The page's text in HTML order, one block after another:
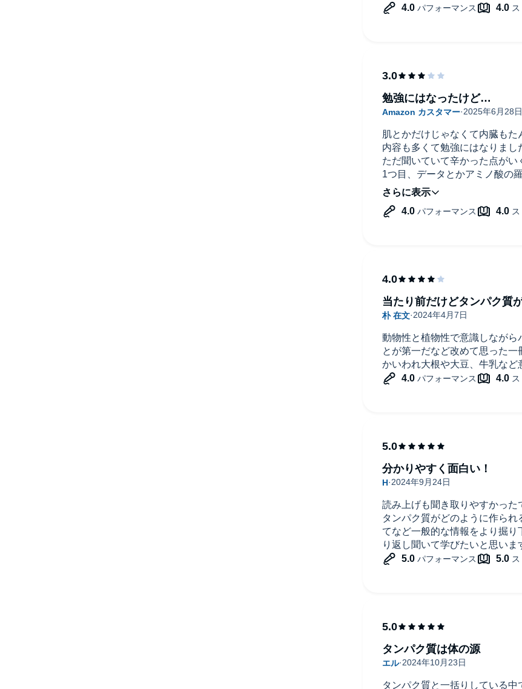
卵が完全栄養食なのは
肌とかだけじゃなくて内臓も
内容も多くて勉強にはなりまし
ただ聞いていて辛かった点がい
1つ目、データとかアミノ酸の
タの羅列を聞くのは正直耳障り。
2つ目、専門用語(単語)が多く
印象をうけた。ザ、知識のある
勉強にはなったけど…
動物性と植物性で意識しながら
とが第一だなど改めて思った一
かいわれ大根や大豆、牛乳など
当たり前だけどタンパク質
読み上げも聞き取りやすかった
タンパク質がどのように作ら
てなど一般的な情報をより掘
り返し聞いて学びたいと思いま
分かりやすく面白い！
タンパク質と一括りしている中
タンパク質は体の源